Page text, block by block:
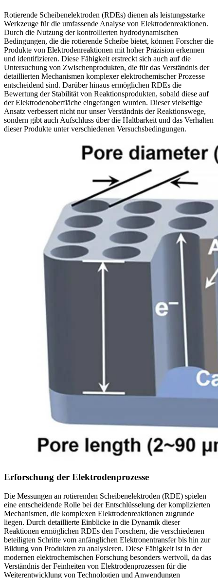
Rotierende Scheibenelektroden (RDEs) dienen als leistungsstarke
Werkzeuge für die umfassende Analyse von Elektrodenreaktionen.
Durch die Nutzung der kontrollierten hydrodynamischen
Bedingungen, die die rotierende Scheibe bietet, können Forscher die
Produkte von Elektrodenreaktionen mit hoher Präzision erkennen
und identifizieren. Diese Fähigkeit erstreckt sich auch auf die
Untersuchung von Zwischenprodukten, die für das Verständnis der
detaillierten Mechanismen komplexer elektrochemischer Prozesse
entscheidend sind. Darüber hinaus ermöglichen RDEs die
Bewertung der Stabilität von Reaktionsprodukten, sobald diese auf
der Elektrodenoberfläche eingefangen wurden. Dieser vielseitige
Ansatz verbessert nicht nur unser Verständnis der Reaktionswege,
sondern gibt auch Aufschluss über die Haltbarkeit und das Verhalten
dieser Produkte unter verschiedenen Versuchsbedingungen.
Erforschung der Elektrodenprozesse
Die Messungen an rotierenden Scheibenelektroden (RDE) spielen
eine entscheidende Rolle bei der Entschlüsselung der komplizierten
Mechanismen, die komplexen Elektrodenreaktionen zugrunde
liegen. Durch detaillierte Einblicke in die Dynamik dieser
Reaktionen ermöglichen RDEs den Forschern, die verschiedenen
beteiligten Schritte vom anfänglichen Elektronentransfer bis hin zur
Bildung von Produkten zu analysieren. Diese Fähigkeit ist in der
modernen elektrochemischen Forschung besonders wertvoll, da das
Verständnis der Feinheiten von Elektrodenprozessen für die
Weiterentwicklung von Technologien und Anwendungen